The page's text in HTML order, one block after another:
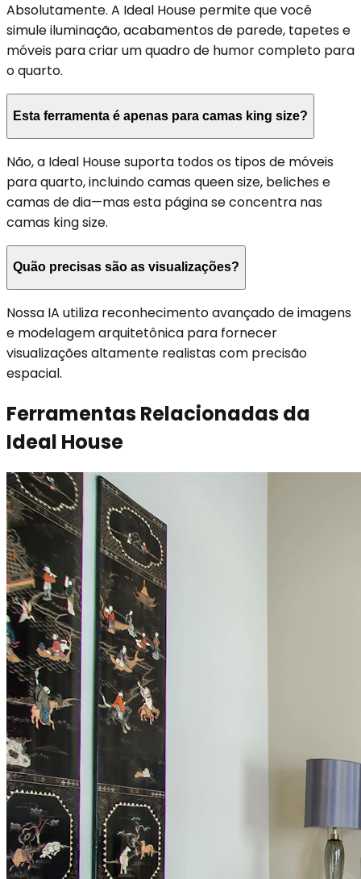
Absolutamente. A Ideal House permite que você
simule iluminação, acabamentos de parede, tapetes e
móveis para criar um quadro de humor completo para
o quarto.
Esta ferramenta é apenas para camas king size?
Não, a Ideal House suporta todos os tipos de móveis
para quarto, incluindo camas queen size, beliches e
camas de dia—mas esta página se concentra nas
camas king size.
Quão precisas são as visualizações?
Nossa IA utiliza reconhecimento avançado de imagens
e modelagem arquitetônica para fornecer
visualizações altamente realistas com precisão
espacial.
Ferramentas Relacionadas da
Ideal House